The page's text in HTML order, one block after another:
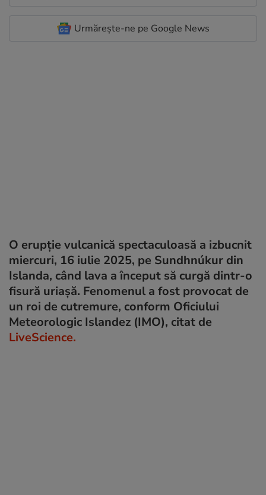
Urmărește-ne pe Google News
O erupție vulcanică spectaculoasă a izbucnit
miercuri, 16 iulie 2025, pe Sundhnúkur din
Islanda, când lava a început să curgă dintr-o
fisură uriașă. Fenomenul a fost provocat de
un roi de cutremure, conform Oficiului
Meteorologic Islandez (IMO), citat de
LiveScience.